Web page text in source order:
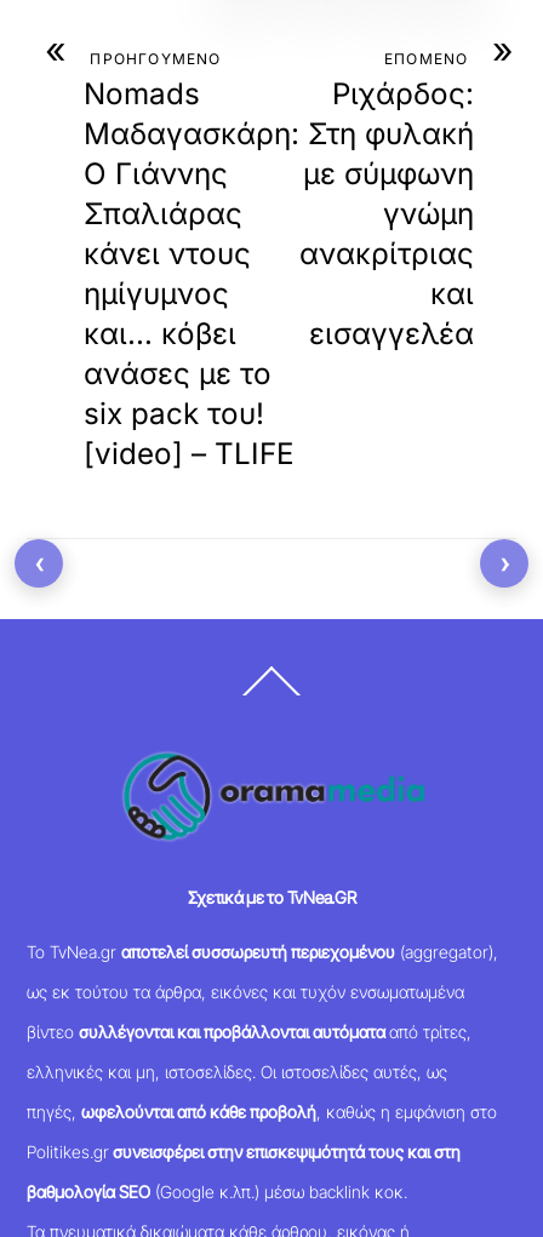
« ΠΡΟΗΓΟΥΜΕΝΟ
Nomads
Μαδαγασκάρη:
Ο Γιάννης
Σπαλιάρας
κάνει ντους
ημίγυμνος
και… κόβει
ανάσες με το
six pack του!
[video] – TLIFE
»
ΕΠΟΜΕΝΟ
Ριχάρδος:
Στη φυλακή
με σύμφωνη
γνώμη
ανακρίτριας
και
εισαγγελέα
Back
To
Σχετικά με το TvNea.GR
Το TvNea.grαποτελεί συσσωρευτή περιεχομένου (aggregator),
ως εκ τούτου τα άρθρα, εικόνες και τυχόν ενσωματωμένα
βίντεοσυλλέγονται και προβάλλονται αυτόματααπό τρίτες,
ελληνικές και μη, ιστοσελίδες. Οι ιστοσελίδες αυτές, ως
πηγές,ωφελούνται από κάθε προβολή, καθώς η εμφάνιση στο
Politikes.grσυνεισφέρει στην επισκεψιμότητά τους και στη
βαθμολογία SEO (Google κ.λπ.) μέσω backlink κοκ.
Τα πνευματικά δικαιώματα κάθε άρθρου, εικόνας ή
‹ ›